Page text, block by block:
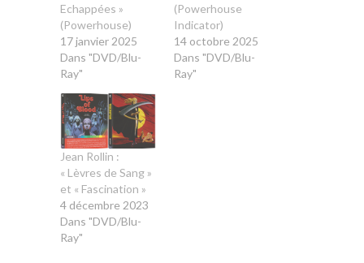
Echappées »
(Powerhouse)
17 janvier 2025
Dans "DVD/Blu-
Ray"
(Powerhouse
Indicator)
14 octobre 2025
Dans "DVD/Blu-
Ray"
Jean Rollin :
« Lèvres de Sang »
et « Fascination »
4 décembre 2023
Dans "DVD/Blu-
Ray"